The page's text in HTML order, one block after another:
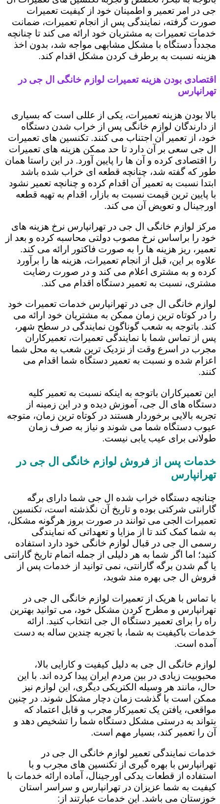
جی در امر تعمیر و اطمینان خود از کیفیت تعمیرات
صورت گرفته، نمایندگی پس از انجام تعمیرات، ضمانت
خدمات تعمیرات به مشتریان خود ارائه می کند تا چنانچه
مجدداً دستگاه با مشکل مشابهی مواجه شد، بدون اخذ
هزینه نسبت به برطرف کردن مشکل اقدام کند.
اقتصادی بودن هزینه تعمیرات لوازم خانگی ال جی در
تهرانپارس
بالا بودن هزینه تعمیرات، یکی از عللی است که بسیاری
از دارندگان لوازم خانگی پس از خراب شدن دستگاه
خود، از تعمیر آن اجتناب می کنند. تکنسین های تعمیرات
ال جی سعی بر آن دارد تا حد ممکن هزینه های تعمیرات
را اقتصادی کرده و آن ها را پایین آورد. در این راستا همان
طور که گفته شد، چنانچه قطعه ای خراب شده باشد
ابتدا نسبت به تعمیر آن اقدام کرده و چنانچه تعمیر نشود
با پایین ترین قیمت نسبت به بازار، اقدام به تهیه قطعه
اورجینال و تعویض آن می کند.
مرکز لوازم خانگی ال جی در تهرانپارس نرخ هزینه های
خود را براساس نرخ مصوب دولتی محاسبه کرده و بعد از
تعمیر، ریز هزینه ها را به صورت فاکتور ارائه می کند.
علاوه بر این، قبل از انجام تعمیرات، هزینه ها را برآورد
کرده و به مشتری اعلام می کند و در صورت رضایت
مشتری، نسبت به تعمیر دستگاه اقدام می کند.
لوازم خانگی ال جی در تهرانپارس خدمات تعمیرات خود
را در کوتاه ترین زمان ممکن به مشتریان خود ارائه می
کند. باتوجه به شعب گوناگون نمایندگی در سطح شهر،
پس از تماس شما با نمایندگی تعمیرات، تعمیرکاران
مجرب در اسرع وقت از نزدیک ترین شعب به محل شما
اعزام شده و نسبت به تعمیر دستگاه شما اقدام می
کنند.
این تعمیرکاران باتوجه به اینکه نسبت به تعمیر کلیه
دستگاه های ال جی، آموزش دیده و در این زمینه از
تجربه بالایی برخوردار هستند در کوتاه ترین زمان، متوجه
عیوب دستگاه شما می شوند و نیاز به صرف زمان
طولانی برای عیب یابی نیست.
خدمات پس از فروش لوازم خانگی ال جی در
تهرانپارس
چنانچه دستگاه خراب شده ال جی شما دارای برگه
گارانتی شرکتی بوده و تاریخ آن نگذشته است، تکنسین
تعمیرات الجی می توانند در صورت بروز هرگونه مشکل،
به شما کمک کند تا از مزایا و تعهداتی که نمایندگی
رسمی ال جی در قبال لوازم خانگی خود دارد استفاده
کنید؛ اما اگر شما به هر دلیلی از جمله اتمام تاریخ گارانتی
یا گم شدن برگه گارانتی، نمی توانید از خدمات پس از
فروش ال جی بهره مند شوید،
با تماس با هریک از تعمیرات لوازم خانگی ال جی در
تهرانپارس و مطرح کردن مشکل خود، می توانید بهترین
راه را برای تعمیر دستگاه ال جی انتخاب کنید. ارائه
خدمات باکیفیت به شما، با تجربه چندین ساله به دست
آمده است.
لوازم خانگی ال جی به دلیل کیفیت و کارایی بالا،
محبوبیت زیادی در بین مردم ایران پیدا کرده اند. با این
حال، مانند هر وسیله الکتریکی دیگری، این لوازم نیز
ممکن است با گذشت زمان دچار مشکل شوند. در چنین
مواقعی، یافتن یک تعمیرکار مجرب و قابل اعتماد که
بتواند به درستی مشکل دستگاه شما را تشخیص دهد و
آن را تعمیر کند، بسیار مهم است.
خدمات نمایندگی تعمیر لوازم خانگی ال جی در
تهرانپارس با بهره گیری از تکنسین های مجرب و با
استفاده از قطعات یدکی اورجینال، آماده ارائه خدمات با
کیفیت به شما عزیزان در تهرانپارس و سراسر استان
خوزستان می باشد. این خدمات عبارتند از: